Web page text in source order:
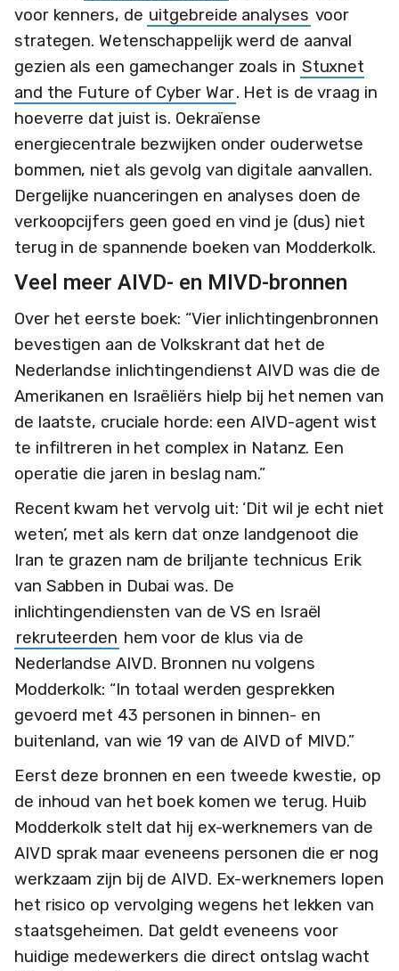
voor kenners, de uitgebreide analyses voor
strategen. Wetenschappelijk werd de aanval
gezien als een gamechanger zoals in Stuxnet
and the Future of Cyber War. Het is de vraag in
hoeverre dat juist is. Oekraïense
energiecentrale bezwijken onder ouderwetse
bommen, niet als gevolg van digitale aanvallen.
Dergelijke nuanceringen en analyses doen de
verkoopcijfers geen goed en vind je (dus) niet
terug in de spannende boeken van Modderkolk.
Veel meer AIVD- en MIVD-bronnen
Over het eerste boek: “Vier inlichtingenbronnen
bevestigen aan de Volkskrant dat het de
Nederlandse inlichtingendienst AIVD was die de
Amerikanen en Israëliërs hielp bij het nemen van
de laatste, cruciale horde: een AIVD-agent wist
te infiltreren in het complex in Natanz. Een
operatie die jaren in beslag nam.”
Recent kwam het vervolg uit: ‘Dit wil je echt niet
weten’, met als kern dat onze landgenoot die
Iran te grazen nam de briljante technicus Erik
van Sabben in Dubai was. De
inlichtingendiensten van de VS en Israël
rekruteerden hem voor de klus via de
Nederlandse AIVD. Bronnen nu volgens
Modderkolk: “In totaal werden gesprekken
gevoerd met 43 personen in binnen- en
buitenland, van wie 19 van de AIVD of MIVD.”
Eerst deze bronnen en een tweede kwestie, op
de inhoud van het boek komen we terug. Huib
Modderkolk stelt dat hij ex-werknemers van de
AIVD sprak maar eveneens personen die er nog
werkzaam zijn bij de AIVD. Ex-werknemers lopen
het risico op vervolging wegens het lekken van
staatsgeheimen. Dat geldt eveneens voor
huidige medewerkers die direct ontslag wacht